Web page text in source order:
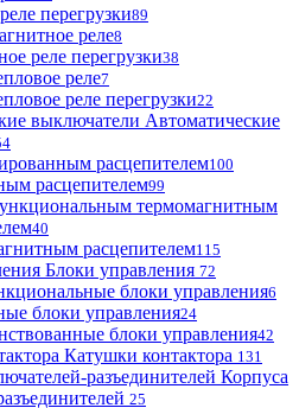
перегрузки89
реле8
реле перегрузки38
реле7
реле перегрузки22
Автоматические
расцепителем100
расцепителем99
термомагнитным
40
расцепителем115
Блоки управления 72
блоки управления6
блоки управления24
блоки управления42
Катушки контактора 131
Корпуса
25